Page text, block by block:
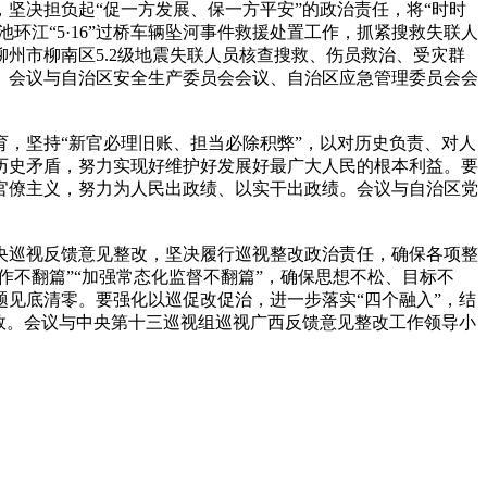
担负起“促一方发展、保一方平安”的政治责任，将“时时
江“5·16”过桥车辆坠河事件救援处置工作，抓紧搜救失联人
市柳南区5.2级地震失联人员核查搜救、伤员救治、受灾群
议与自治区安全生产委员会会议、自治区应急管理委员会会
持“新官必理旧账、担当必除积弊”，以对历史负责、对人
矛盾，努力实现好维护好发展好最广大人民的根本利益。要
主义，努力为人民出政绩、以实干出政绩。会议与自治区党
视反馈意见整改，坚决履行巡视整改政治责任，确保各项整
翻篇”“加强常态化监督不翻篇”，确保思想不松、目标不
底清零。要强化以巡促改促治，进一步落实“四个融入”，结
会议与中央第十三巡视组巡视广西反馈意见整改工作领导小